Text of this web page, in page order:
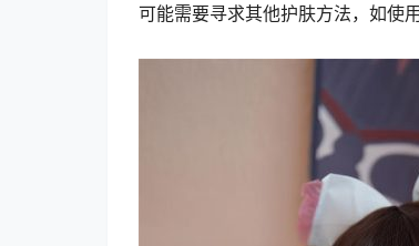
可能需要寻求其他护肤方法，如使